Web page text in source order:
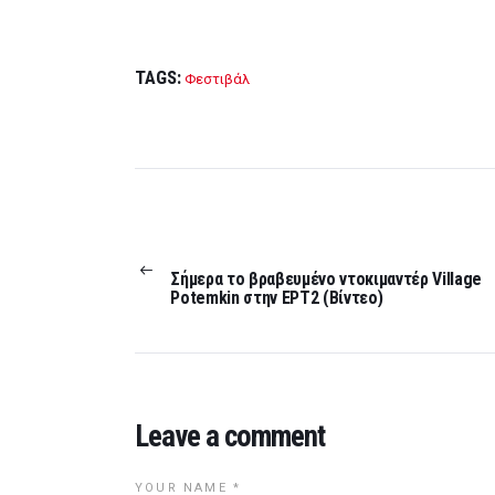
TAGS: Φεστιβάλ
POST:
Σήμερα το βραβευμένο ντοκιμαντέρ Village
Potemkin στην ΕΡΤ2 (Βίντεο)
Leave a comment